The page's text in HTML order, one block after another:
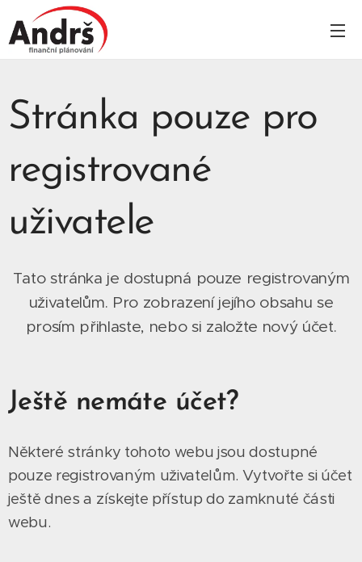
Stránka pouze pro
registrované
uživatele
Tato stránka je dostupná pouze registrovaným
uživatelům. Pro zobrazení jejího obsahu se
prosím přihlaste, nebo si založte nový účet.
Ještě nemáte účet?
Některé stránky tohoto webu jsou dostupné
pouze registrovaným uživatelům. Vytvořte si účet
ještě dnes a získejte přístup do zamknuté části
webu.